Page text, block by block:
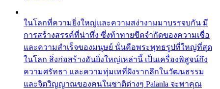
ในโลกที่ความยิ่งใหญ่และความสง่างามมาบรรจบกัน มี
การสร้างสรรค์ที่น่าทึ่ง ซึ่งท้าทายขีดจำกัดของความเชื่อ
และความสำเร็จของมนุษย์ นั่นคือพระพุทธรูปที่ใหญ่ที่สุด
ในโลก สิ่งก่อสร้างอันยิ่งใหญ่เหล่านี้ เป็นเครื่องพิสูจน์ถึง
ความศรัทธา และความทุ่มเทที่ฝังรากลึกในวัฒนธรรม
และจิตวิญญาณของคนในชาติต่างๆ Palanla จะพาคุณ